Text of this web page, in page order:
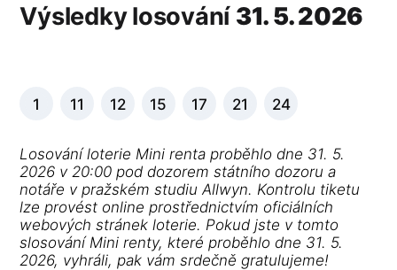
Výsledky losování 31. 5. 2026
1 11 12 15 17 21 24
Losování loterie Mini renta proběhlo dne 31. 5.
2026 v 20:00 pod dozorem státního dozoru a
notáře v pražském studiu Allwyn. Kontrolu tiketu
lze provést online prostřednictvím oficiálních
webových stránek loterie. Pokud jste v tomto
slosování Mini renty, které proběhlo dne 31. 5.
2026, vyhráli, pak vám srdečně gratulujeme!